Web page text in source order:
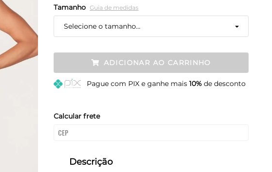
Tamanho Guia de medidas
Selecione o tamanho...
Restam mais de 6 itens
G Restam mais de 6 itens
ADICIONAR AO CARRINHO
Pague com PIX e ganhe mais 10%de desconto
Calcular frete
Descrição